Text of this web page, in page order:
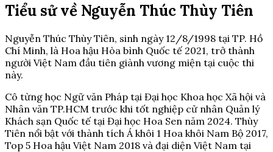
Tiểu sử về Nguyễn Thúc Thùy Tiên
Nguyễn Thúc Thùy Tiên, sinh ngày 12/8/1998 tại TP. Hồ
Chí Minh, là Hoa hậu Hòa bình Quốc tế 2021, trở thành
người Việt Nam đầu tiên giành vương miện tại cuộc thi
này.
Cô từng học Ngữ văn Pháp tại Đại học Khoa học Xã hội và
Nhân văn TP.HCM trước khi tốt nghiệp cử nhân Quản lý
Khách sạn Quốc tế tại Đại học Hoa Sen năm 2024. Thùy
Tiên nổi bật với thành tích Á khôi 1 Hoa khôi Nam Bộ 2017,
Top 5 Hoa hậu Việt Nam 2018 và đại diện Việt Nam tại